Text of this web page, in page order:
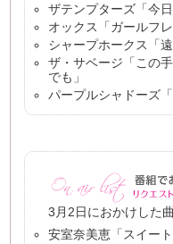
ザテンプターズ「今日
オックス「ガールフレ
シャープホークス「遠
ザ・サベージ「この
でも」
パープルシャドーズ
3月2日におかけした曲
安室奈美恵「スイー